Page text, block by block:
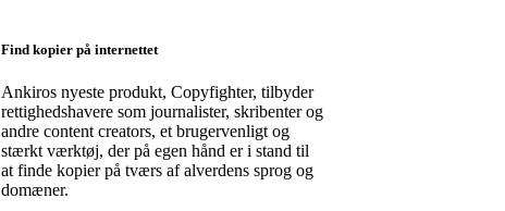
Find kopier på internettet
Ankiros nyeste produkt, Copyfighter, tilbyder
rettighedshavere som journalister, skribenter og
andre content creators, et brugervenligt og
stærkt værktøj, der på egen hånd er i stand til
at finde kopier på tværs af alverdens sprog og
domæner.